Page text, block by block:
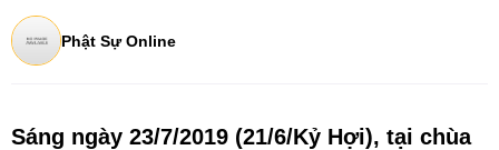
Phật Sự Online
Sáng ngày 23/7/2019 (21/6/Kỷ Hợi), tại chùa